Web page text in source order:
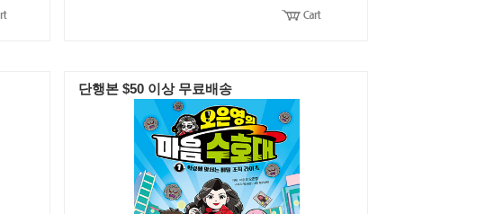
단행본 $50 이상 무료배송